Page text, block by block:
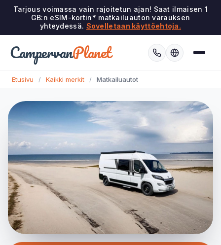
Tarjous voimassa vain rajoitetun ajan! Saat ilmaisen 1
GB:n eSIM-kortin* matkailuauton varauksen
yhteydessä. Sovelletaan käyttöehtoja.
CampervanPlanet
Etusivu / Kaikki merkit / Matkailuautot